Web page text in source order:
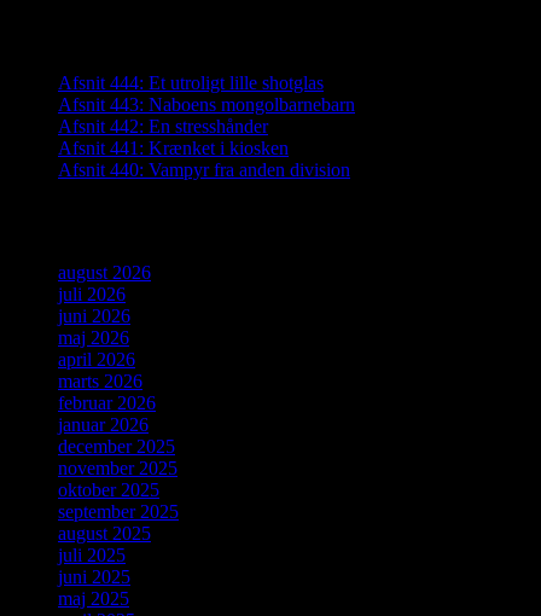
Afsnit 444: Et utroligt lille shotglas
Afsnit 443: Naboens mongolbarnebarn
Afsnit 442: En stresshånder
Afsnit 441: Krænket i kiosken
Afsnit 440: Vampyr fra anden division
august 2026
juli 2026
juni 2026
maj 2026
april 2026
marts 2026
februar 2026
januar 2026
december 2025
november 2025
oktober 2025
september 2025
august 2025
juli 2025
juni 2025
maj 2025